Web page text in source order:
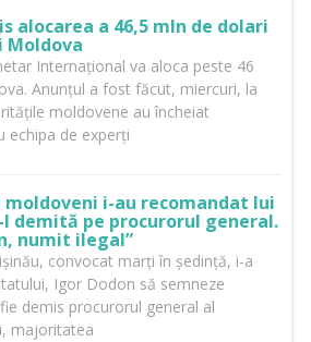
alocarea a 46,5 mln de dolari
Moldova
Internațional va aloca peste 46
Anunțul a fost făcut, miercuri, la
moldovene au încheiat
echipa de experți
i-au recomandat lui
l demită pe procurorul general.
numit ilegal”
convocat marți în ședință, i-a
Igor Dodon să semneze
demis procurorul general al
majoritatea